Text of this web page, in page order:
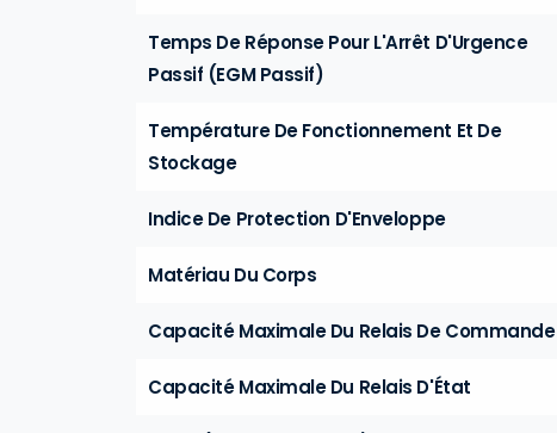
Temps De Réponse Pour L'Arrêt D'Urgence
Passif (EGM Passif)
Température De Fonctionnement Et De
Stockage
Indice De Protection D'Enveloppe
Matériau Du Corps
Capacité Maximale Du Relais De Commande
Capacité Maximale Du Relais D'État